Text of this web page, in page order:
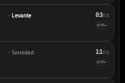
– Levante 0:3(0:1)
QUOTE–
– Sociedad 1:1(0:1)
QUOTE–